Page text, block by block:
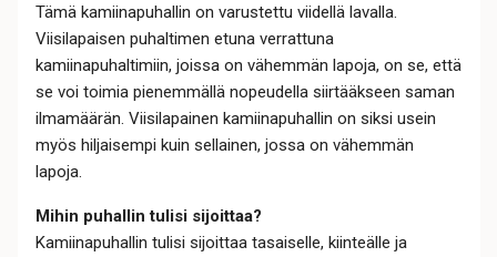
Tämä kamiinapuhallin on varustettu viidellä lavalla.
Viisilapaisen puhaltimen etuna verrattuna
kamiinapuhaltimiin, joissa on vähemmän lapoja, on se, että
se voi toimia pienemmällä nopeudella siirtääkseen saman
ilmamäärän. Viisilapainen kamiinapuhallin on siksi usein
myös hiljaisempi kuin sellainen, jossa on vähemmän
lapoja.
Mihin puhallin tulisi sijoittaa?
Kamiinapuhallin tulisi sijoittaa tasaiselle, kiinteälle ja